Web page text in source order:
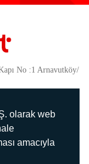
olarak web
amacıyla
No :1 Arnavutköy/